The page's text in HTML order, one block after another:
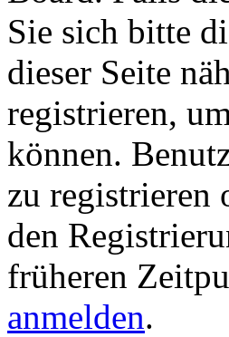
Sie sich bitte
dieser Seite
registrieren,
können.
zu registrieren
den
früheren
anmelden.